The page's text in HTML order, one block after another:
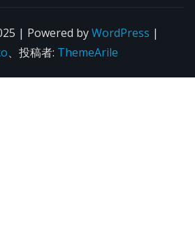
| Powered byWordPress |
、投稿者: ThemeArile